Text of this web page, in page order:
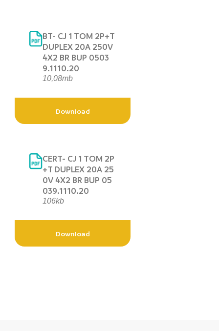
BT- CJ 1 TOM 2P+T
DUPLEX 20A 250V
4X2 BR BUP 0503
9.1110.20
10,08mb
Download
CERT- CJ 1 TOM 2P
+T DUPLEX 20A 25
0V 4X2 BR BUP 05
039.1110.20
106kb
Download